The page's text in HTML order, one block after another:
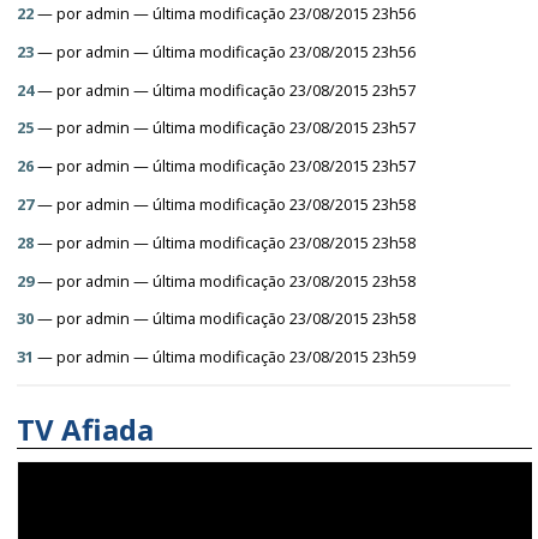
22—por admin — última modificação 23/08/2015 23h56
23—por admin — última modificação 23/08/2015 23h56
24—por admin — última modificação 23/08/2015 23h57
25—por admin — última modificação 23/08/2015 23h57
26—por admin — última modificação 23/08/2015 23h57
27—por admin — última modificação 23/08/2015 23h58
28—por admin — última modificação 23/08/2015 23h58
29—por admin — última modificação 23/08/2015 23h58
30—por admin — última modificação 23/08/2015 23h58
31 —por admin — última modificação 23/08/2015 23h59
TV Afiada